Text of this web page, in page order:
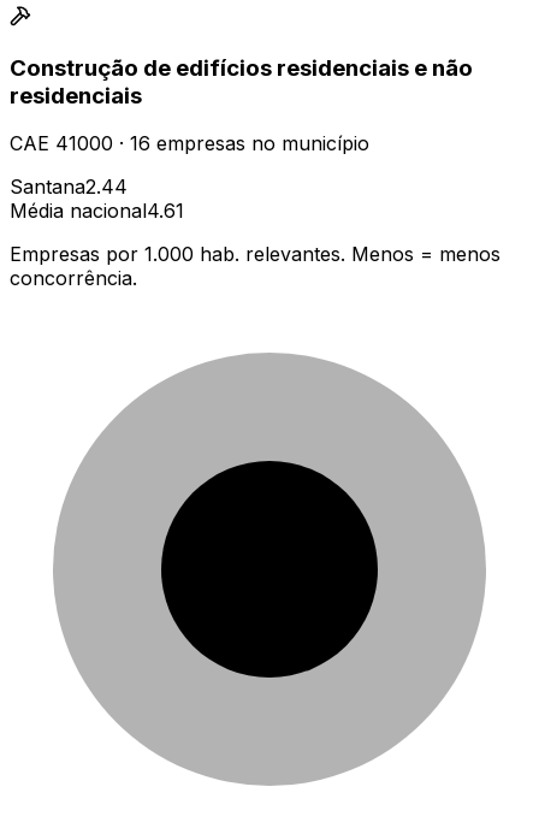
Construção de edifícios residenciais e não
residenciais
CAE 41000 · 16 empresas no município
Santana2.44
Média nacional4.61
Empresas por 1.000 hab. relevantes. Menos = menos
concorrência.